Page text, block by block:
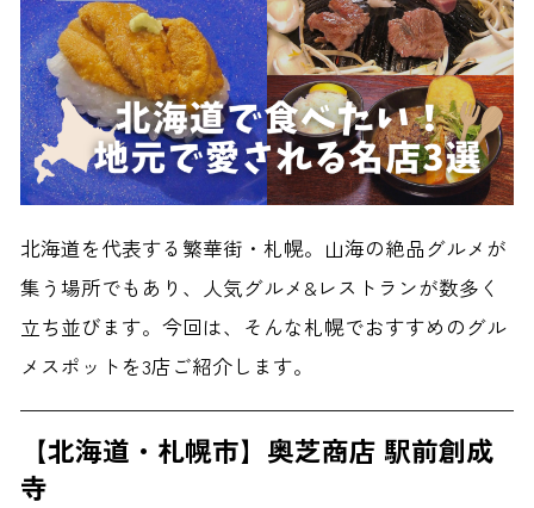
北海道を代表する繁華街・札幌。山海の絶品グルメが
集う場所でもあり、人気グルメ&レストランが数多く
立ち並びます。今回は、そんな札幌でおすすめのグル
メスポットを3店ご紹介します。
【北海道・札幌市】奥芝商店 駅前創成
寺